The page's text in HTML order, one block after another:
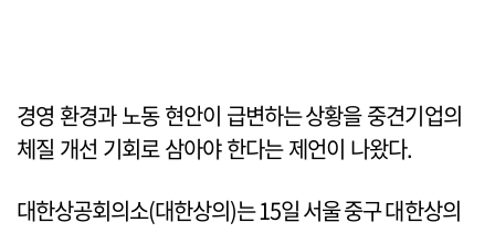
경영 환경과 노동 현안이 급변하는 상황을 중견기업의
체질 개선 기회로 삼아야 한다는 제언이 나왔다.
대한상공회의소(대한상의)는 15일 서울 중구 대한상의